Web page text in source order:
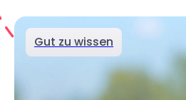
Gut zu wissen